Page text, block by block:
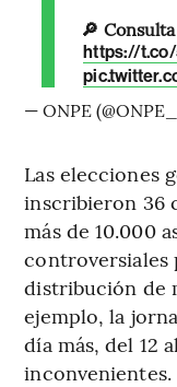
🔎
https://
— ONPE
Las elecciones
inscribieron 36
más de 10.000
controversiales
distribución de
ejemplo, la
día más, del 12
inconvenientes.